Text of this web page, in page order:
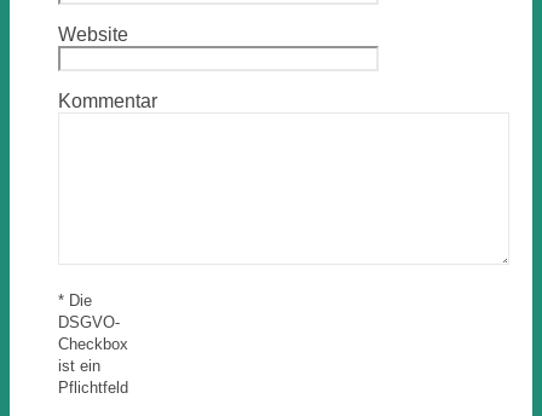
Website
Kommentar
* Die
DSGVO-
Checkbox
ist ein
Pflichtfeld